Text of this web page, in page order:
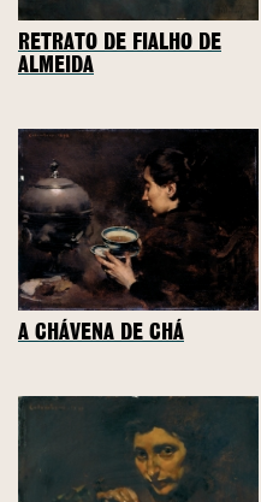
RETRATO DE FIALHO DE
ALMEIDA
A CHÁVENA DE CHÁ